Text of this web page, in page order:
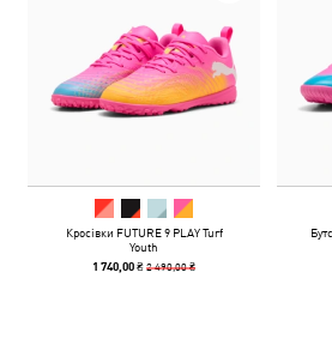
Кросівки FUTURE 9 PLAY Turf
Youth
1 740,00 ₴2 490,00 ₴